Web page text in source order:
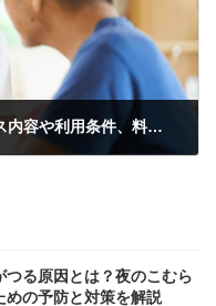
訪問看護は何をするのか？サービス内容や利用条件、料金をまとめて解説！
つる原因とは？夜のこむら
めの予防と対策を解説